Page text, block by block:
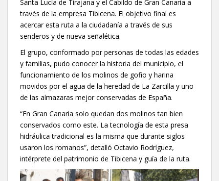
Santa Lucía de Tirajana y el Cabildo de Gran Canaria a
través de la empresa Tibicena. El objetivo final es
acercar esta ruta a la ciudadanía a través de sus
senderos y de nueva señalética.
El grupo, conformado por personas de todas las edades
y familias, pudo conocer la historia del municipio, el
funcionamiento de los molinos de gofio y harina
movidos por el agua de la heredad de La Zarcilla y uno
de las almazaras mejor conservadas de España.
“En Gran Canaria solo quedan dos molinos tan bien
conservados como este. La tecnología de esta presa
hidráulica tradicional es la misma que durante siglos
usaron los romanos”, detalló Octavio Rodríguez,
intérprete del patrimonio de Tibicena y guía de la ruta.